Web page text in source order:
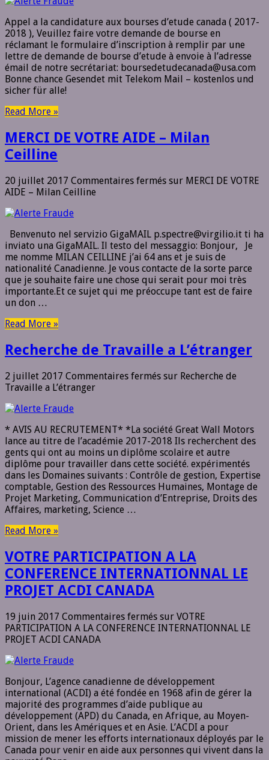
Appel a la candidature aux bourses d’etude canada ( 2017-
2018 ), Veuillez faire votre demande de bourse en
réclamant le formulaire d’inscription à remplir par une
lettre de demande de bourse d’etude à envoie à l’adresse
émail de notre secrétariat: boursedetudecanada@usa.com
Bonne chance Gesendet mit Telekom Mail – kostenlos und
sicher für alle!
Read More »
MERCI DE VOTRE AIDE – Milan
Ceilline
20 juillet 2017 Commentaires fermés sur MERCI DE VOTRE
AIDE – Milan Ceilline
Benvenuto nel servizio GigaMAIL p.spectre@virgilio.it ti ha
inviato una GigaMAIL. Il testo del messaggio: Bonjour, Je
me nomme MILAN CEILLINE j’ai 64 ans et je suis de
nationalité Canadienne. Je vous contacte de la sorte parce
que je souhaite faire une chose qui serait pour moi très
importante.Et ce sujet qui me préoccupe tant est de faire
un don …
Read More »
Recherche de Travaille a L’étranger
2 juillet 2017 Commentaires fermés sur Recherche de
Travaille a L’étranger
* AVIS AU RECRUTEMENT* *La société Great Wall Motors
lance au titre de l’académie 2017-2018 Ils recherchent des
gents qui ont au moins un diplôme scolaire et autre
diplôme pour travailler dans cette société. expérimentés
dans les Domaines suivants : Contrôle de gestion, Expertise
comptable, Gestion des Ressources Humaines, Montage de
Projet Marketing, Communication d’Entreprise, Droits des
Affaires, marketing, Science …
Read More »
VOTRE PARTICIPATION A LA
CONFERENCE INTERNATIONNAL LE
PROJET ACDI CANADA
19 juin 2017 Commentaires fermés sur VOTRE
PARTICIPATION A LA CONFERENCE INTERNATIONNAL LE
PROJET ACDI CANADA
Bonjour, L’agence canadienne de développement
international (ACDI) a été fondée en 1968 afin de gérer la
majorité des programmes d’aide publique au
développement (APD) du Canada, en Afrique, au Moyen-
Orient, dans les Amériques et en Asie. L’ACDI a pour
mission de mener les efforts internationaux déployés par le
Canada pour venir en aide aux personnes qui vivent dans la